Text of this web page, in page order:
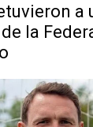
a
la